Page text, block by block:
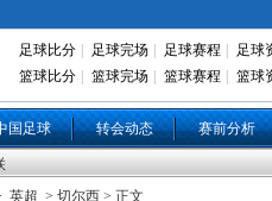
足球比分 足球完场 足球赛程
足球
篮球比分
篮球完场 篮球赛程 篮球
国足球 转会动态 赛前分析
英超 > 切尔西 > 正文